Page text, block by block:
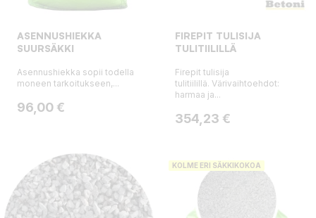
ASENNUSHIEKKA
SUURSÄKKI
Asennushiekka sopii todella
moneen tarkoitukseen,...
Hinta
96,00 €
FIREPIT TULISIJA
TULITIILILLÄ
Firepit tulisija
tulitiilillä. Värivaihtoehdot:
harmaa ja...
Hinta
354,23 €
KOLME ERI SÄKKIKOKOA